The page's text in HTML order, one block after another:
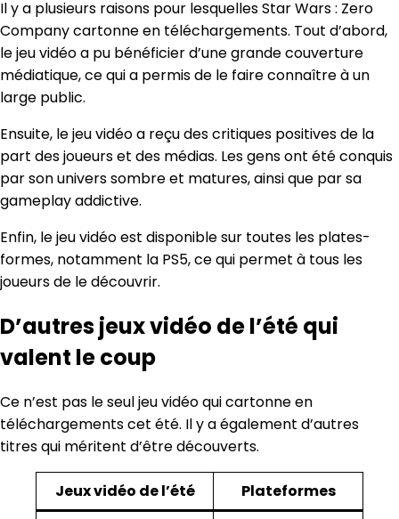
Il y a plusieurs raisons pour lesquelles Star Wars : Zero
Company cartonne en téléchargements. Tout d’abord,
le jeu vidéo a pu bénéficier d’une grande couverture
médiatique, ce qui a permis de le faire connaître à un
large public.
Ensuite, le jeu vidéo a reçu des critiques positives de la
part des joueurs et des médias. Les gens ont été conquis
par son univers sombre et matures, ainsi que par sa
gameplay addictive.
Enfin, le jeu vidéo est disponible sur toutes les plates-
formes, notamment la PS5, ce qui permet à tous les
joueurs de le découvrir.
D’autres jeux vidéo de l’été qui
valent le coup
Ce n’est pas le seul jeu vidéo qui cartonne en
téléchargements cet été. Il y a également d’autres
titres qui méritent d’être découverts.
Jeux vidéo de l’été Plateformes